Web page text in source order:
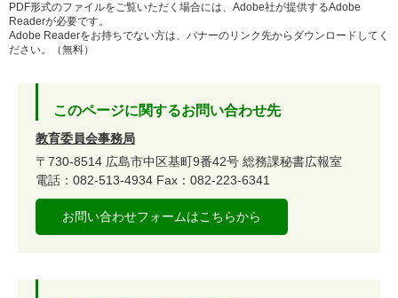
PDF形式のファイルをご覧いただく場合には、Adobe社が提供するAdobe
Readerが必要です。
Adobe Readerをお持ちでない方は、バナーのリンク先からダウンロードしてく
ださい。（無料）
このページに関するお問い合わせ先
教育委員会事務局
〒730-8514 広島市中区基町9番42号 総務課秘書広報室
電話：082-513-4934 Fax：082-223-6341
お問い合わせフォームはこちらから